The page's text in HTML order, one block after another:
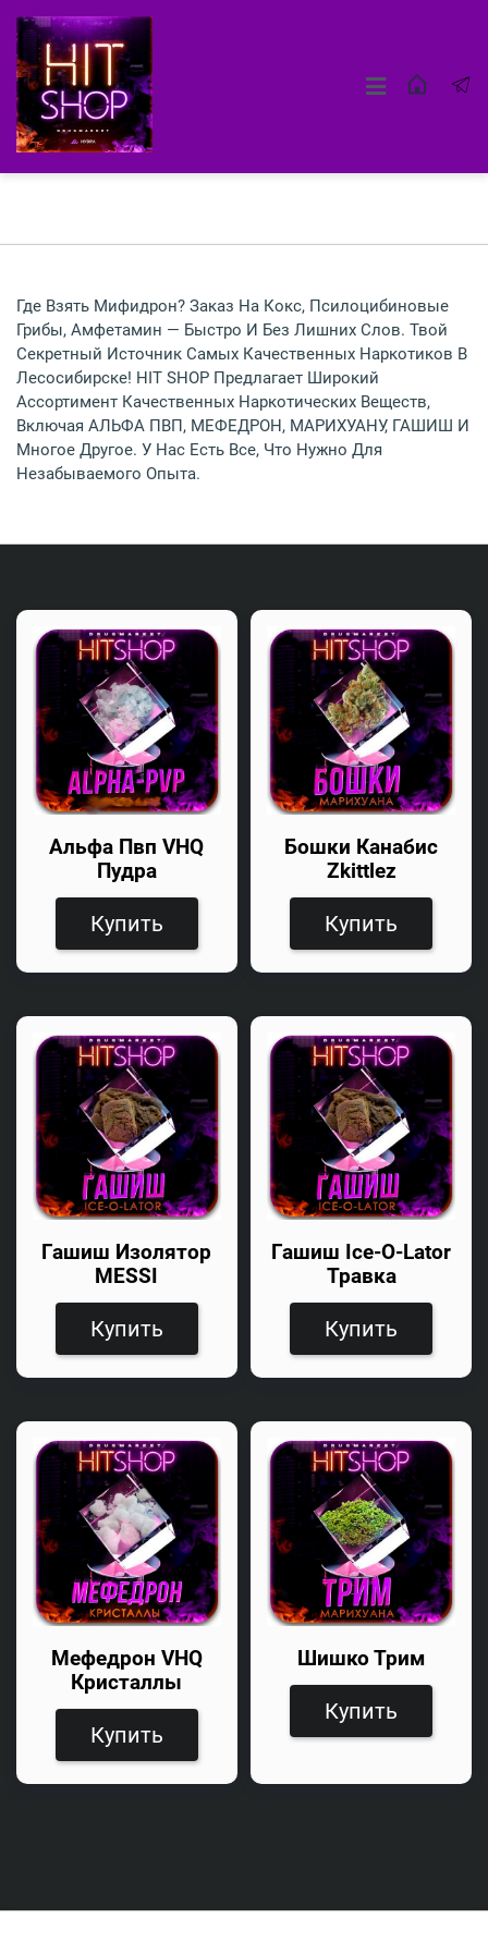
Где Взять Мифидрон? Заказ На Кокс, Псилоцибиновые
Грибы, Амфетамин — Быстро И Без Лишних Слов. Твой
Секретный Источник Самых Качественных Наркотиков В
Лесосибирске! HIT SHOP Предлагает Широкий
Ассортимент Качественных Наркотических Веществ,
Включая АЛЬФА ПВП, МЕФЕДРОН, МАРИХУАНУ, ГАШИШ И
Многое Другое. У Нас Есть Все, Что Нужно Для
Незабываемого Опыта.
Альфа Пвп VHQ
Пудра
Купить
Бошки Канабис
Zkittlez
Купить
Гашиш Изолятор
MESSI
Купить
Гашиш Ice-O-Lator
Травка
Купить
Мефедрон VHQ
Кристаллы
Купить
Шишко Трим
Купить